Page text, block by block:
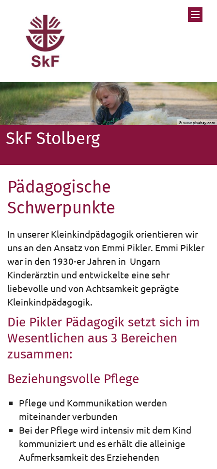
© www.pixabay.com
SkF Stolberg
Pädagogische
Schwerpunkte
In unserer Kleinkindpädagogik orientieren wir
uns an den Ansatz von Emmi Pikler. Emmi Pikler
war in den 1930-er Jahren in Ungarn
Kinderärztin und entwickelte eine sehr
liebevolle und von Achtsamkeit geprägte
Kleinkindpädagogik.
Die Pikler Pädagogik setzt sich im
Wesentlichen aus 3 Bereichen
zusammen:
Beziehungsvolle Pflege
Pflege und Kommunikation werden
miteinander verbunden
Bei der Pflege wird intensiv mit dem Kind
kommuniziert und es erhält die alleinige
Aufmerksamkeit des Erziehenden